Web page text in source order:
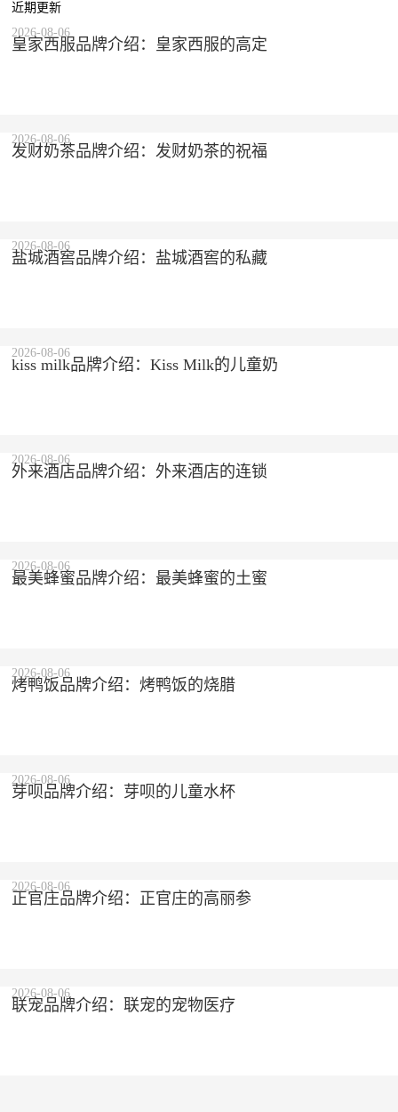
近期更新
皇家西服品牌介绍：皇家西服的高定
2026-08-06
发财奶茶品牌介绍：发财奶茶的祝福
2026-08-06
盐城酒窖品牌介绍：盐城酒窖的私藏
2026-08-06
kiss milk品牌介绍：Kiss Milk的儿童奶
2026-08-06
外来酒店品牌介绍：外来酒店的连锁
2026-08-06
最美蜂蜜品牌介绍：最美蜂蜜的土蜜
2026-08-06
烤鸭饭品牌介绍：烤鸭饭的烧腊
2026-08-06
芽呗品牌介绍：芽呗的儿童水杯
2026-08-06
正官庄品牌介绍：正官庄的高丽参
2026-08-06
联宠品牌介绍：联宠的宠物医疗
2026-08-06